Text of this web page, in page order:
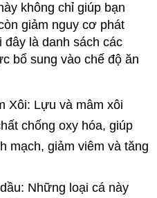
không chỉ giúp bạn
giảm nguy cơ phát
là danh sách các
bổ sung vào chế độ ăn
Xôi: Lựu và mâm xôi
chống oxy hóa, giúp
mạch, giảm viêm và tăng
Những loại cá này